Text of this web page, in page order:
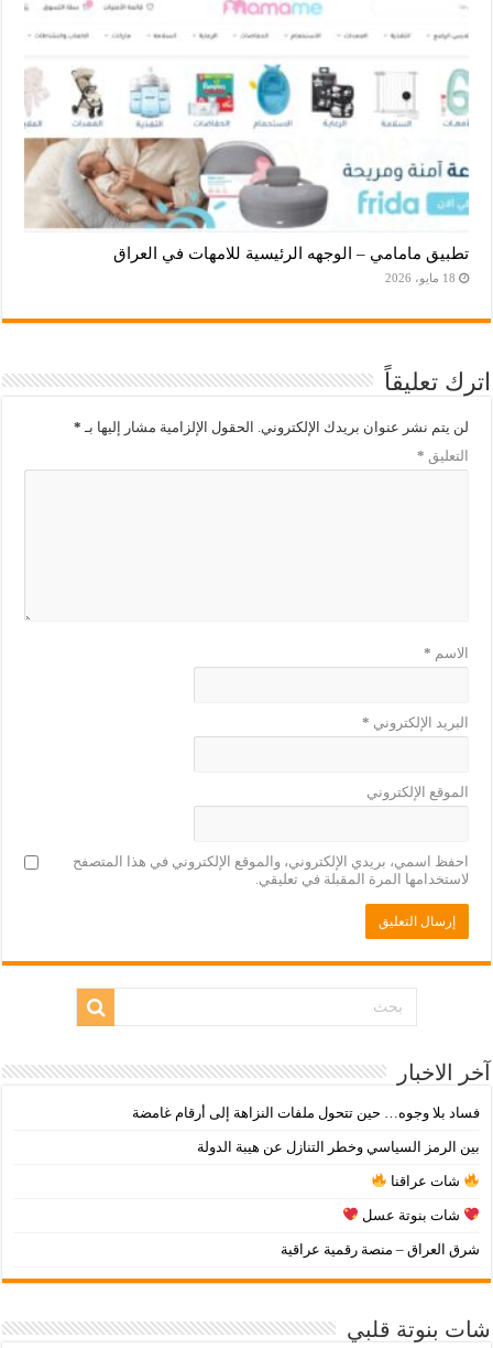
تطبيق مامامي – الوجهه الرئيسية للامهات في العراق
18 مايو، 2026
اترك تعليقاً
لن يتم نشر عنوان بريدك الإلكتروني. الحقول الإلزامية مشار إليها بـ *
التعليق *
الاسم *
البريد الإلكتروني *
الموقع الإلكتروني
احفظ اسمي، بريدي الإلكتروني، والموقع الإلكتروني في هذا المتصفح
لاستخدامها المرة المقبلة في تعليقي.
آخر الاخبار
فساد بلا وجوه… حين تتحول ملفات النزاهة إلى أرقام غامضة
بين الرمز السياسي وخطر التنازل عن هيبة الدولة
شات عراقنا
شات بنوتة عسل
شرق العراق – منصة رقمية عراقية
شات بنوتة قلبي